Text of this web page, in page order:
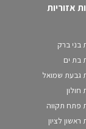
אזוריות
בני ברק
בת ים
גבעת שמואל
פתח תקווה
לציון